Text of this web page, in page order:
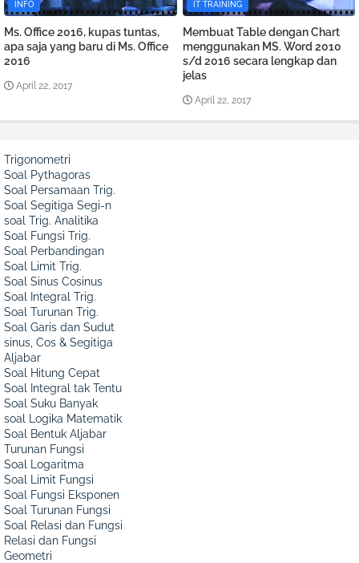
INFO
Ms. Office 2016, kupas tuntas,
apa saja yang baru di Ms. Office
2016
April 22, 2017
IT TRAINING
Membuat Table dengan Chart
menggunakan MS. Word 2010
s/d 2016 secara lengkap dan
jelas
April 22, 2017
Trigonometri
Soal Pythagoras
Soal Persamaan Trig.
Soal Segitiga Segi-n
soal Trig. Analitika
Soal Fungsi Trig.
Soal Perbandingan
Soal Limit Trig.
Soal Sinus Cosinus
Soal Integral Trig.
Soal Turunan Trig.
Soal Garis dan Sudut
sinus, Cos & Segitiga
Aljabar
Soal Hitung Cepat
Soal Integral tak Tentu
Soal Suku Banyak
soal Logika Matematik
Soal Bentuk Aljabar
Turunan Fungsi
Soal Logaritma
Soal Limit Fungsi
Soal Fungsi Eksponen
Soal Turunan Fungsi
Soal Relasi dan Fungsi
Relasi dan Fungsi
Geometri